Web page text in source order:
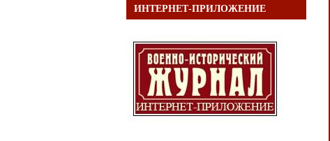
ИНТЕРНЕТ-ПРИЛОЖЕНИЕ